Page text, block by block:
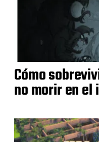
Cómo
no morir en el